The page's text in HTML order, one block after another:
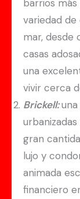
barrios más
variedad
mar, desde
casas
una
vivir cerca
Brickell:
gran
lujo y
animada
financiero